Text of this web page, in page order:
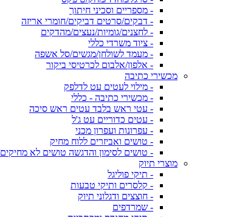
- מספריים וסכיני חיתוך
- דבקים/סרטים דביקים/חומרי אריזה
- לחצנים/גומיות/נעצים/מהדקים
- ציוד משרדי כללי
- מעמד לשולחן/מגשים/סל אשפה
- אלפון/אלבום לכרטיסי ביקור
מכשירי כתיבה
- מילוי לעטים עט לדלפק
- מכשירי כתיבה - כללי
- עטי ראש בלבד עטים ראש סיכה
- עטים כדוריים עט ג'ל
- עפרונות ועפרון מכני
- טושים ואביזרים ללוח מחיק
- טושים לסימון והדגשה טושים לא מחיקים
מוצרי תיוק
- תיקי פוליגל
- קלסרים ותיקי טבעות
- חוצצים ודגלוני תיוק
- שמרדפים